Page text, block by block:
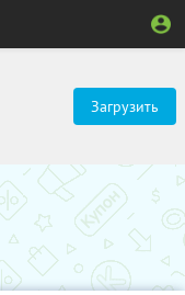
Загрузить